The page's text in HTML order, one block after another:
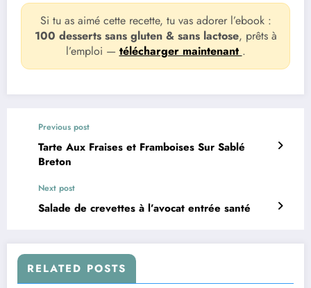
Si tu as aimé cette recette, tu vas adorer l’ebook :
100 desserts sans gluten & sans lactose, prêts à
l’emploi — télécharger maintenant .
Previous post
Tarte Aux Fraises et Framboises Sur Sablé
Breton
Next post
Salade de crevettes à l’avocat entrée santé
RELATED POSTS